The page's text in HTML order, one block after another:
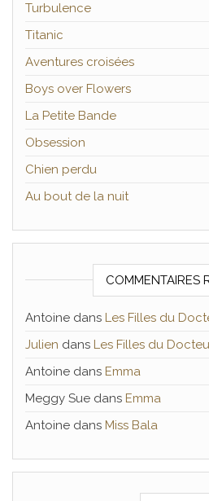
Turbulence
Titanic
Aventures croisées
Boys over Flowers
La Petite Bande
Obsession
Chien perdu
Au bout de la nuit
COMMENTAIRES
Antoine dans Les Filles du
Julien dans Les Filles du
Antoine dans Emma
Meggy Sue dans Emma
Antoine dans Miss Bala